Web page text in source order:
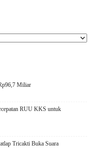
Miliar
RUU KKS untuk
Tricakti Buka Suara